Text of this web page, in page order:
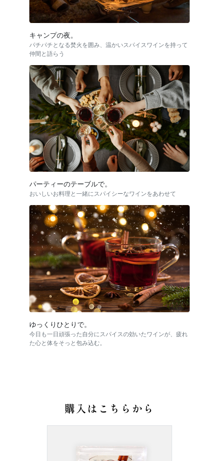
キャンプの夜。
パチパチとなる焚火を囲み、温かいスパイスワインを持って
仲間と語らう
パーティーのテーブルで。
おいしいお料理と一緒にスパイシーなワインをあわせて
ゆっくりひとりで。
今日も一日頑張った自分にスパイスの効いたワインが、疲れ
た心と体をそっと包み込む。
購入はこちらから